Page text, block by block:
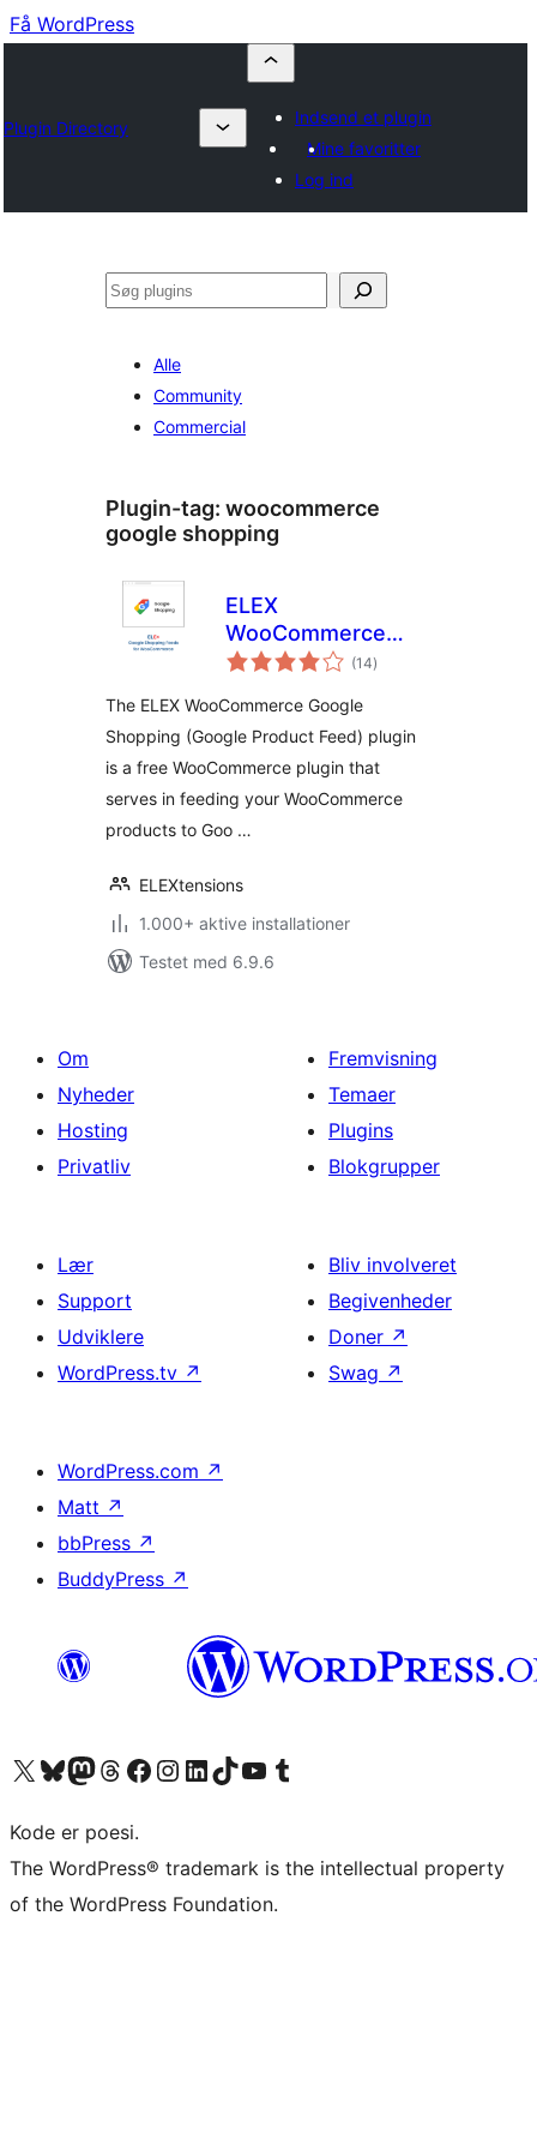
Få WordPress
Plugin Directory
Indsend et plugin
Mine favoritter
Log ind
Søg
Alle
Community
Commercial
Plugin-tag: woocommerce
google shopping
ELEX
WooCommerce
Google Shopping
Feed)
(14totale
bedømmelser
)
The ELEX WooCommerce Google
Shopping (Google Product Feed) plugin
is a free WooCommerce plugin that
serves in feeding your WooCommerce
products to Goo …
ELEXtensions
1.000+ aktive installationer
Testet med 6.9.6
Om
Nyheder
Hosting
Privatliv
Fremvisning
Temaer
Plugins
Blokgrupper
Lær
Support
Udviklere
WordPress.tv ↗
Bliv involveret
Begivenheder
Doner ↗
Swag ↗
WordPress.com ↗
Matt ↗
bbPress ↗
BuddyPress ↗
Besøg vores X (tidligere Twitter) konto
Besøg vores Bluesky-konto
Besøg vores Mastodon konto
Besøg vores Threads-konto
Besøg vores Facebook sideBesøg vores Instagram konto
Besøg vores LinkedIn konto
Besøg vores TikTok-konto
Besøg vores YouTube-kanalBesøg vores Tumblr-konto
Kode er poesi.
The WordPress® trademark is the intellectual property
of the WordPress Foundation.